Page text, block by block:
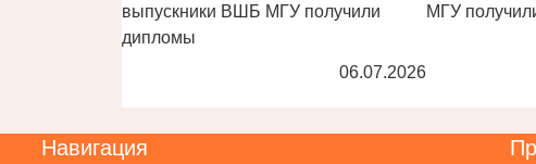
выпускники ВШБ МГУ получили
дипломы
06.07.2026
МГУ
Навигация